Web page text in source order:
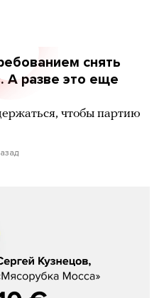
снять
А разве это еще
чтобы партию